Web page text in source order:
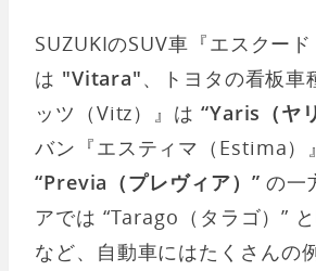
SUZUKIのSUV車『エスクード
は "Vitara"、トヨタの看板車
ッツ（Vitz）』は “Yaris（ヤ
バン『エスティマ（Estima）
“Previa（プレヴィア）” の一
アでは “Tarago（タラゴ）”
など、自動車にはたくさんの